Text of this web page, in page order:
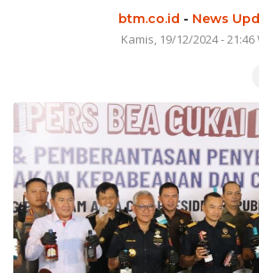
btm.co.id - News
Kamis, 19/12/2024 - 21:46